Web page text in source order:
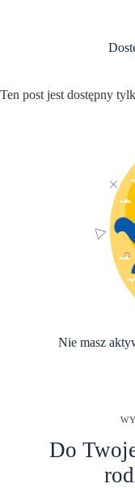
Ten post jest dostępny
Nie masz
Do